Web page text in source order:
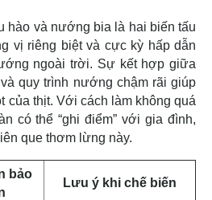
hào và nướng bia là hai biến tấu
vị riêng biệt và cực kỳ hấp dẫn
ngoài trời. Sự kết hợp giữa
quy trình nướng chậm rãi giúp
của thịt. Với cách làm không quá
có thể “ghi điểm” với gia đình,
que thơm lừng này.
bảo
Lưu ý khi chế biến